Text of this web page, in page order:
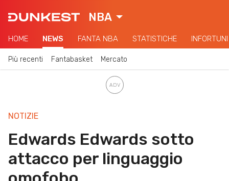
NBA
HOME NEWS FANTA NBA STATISTICHE INFORTUNI
Più recenti Fantabasket Mercato
NOTIZIE
Edwards Edwards sotto
attacco per linguaggio